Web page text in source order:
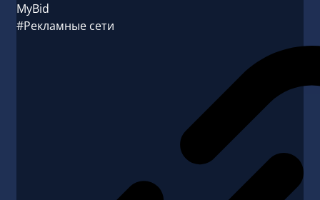
MyBid
#Рекламные сети